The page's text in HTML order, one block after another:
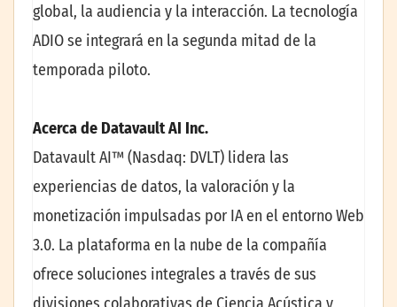
global, la audiencia y la interacción. La tecnología
ADIO se integrará en la segunda mitad de la
temporada piloto.
Acerca de Datavault AI Inc.
Datavault AI™ (Nasdaq: DVLT) lidera las
experiencias de datos, la valoración y la
monetización impulsadas por IA en el entorno Web
3.0. La plataforma en la nube de la compañía
ofrece soluciones integrales a través de sus